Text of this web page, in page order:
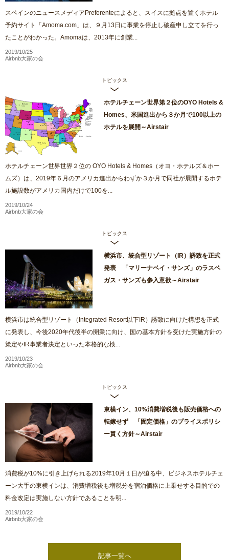
スペインのニュースメディアPreferenteによると、スイスに拠点を置くホテル
予約サイト「Amoma.com」は、９月13日に事業を停止し破産申し立てを行っ
たことがわかった。Amomaは、2013年に創業...
2019/10/25
Airbnb大家の会
トピックス
ホテルチェーン世界第２位のOYO Hotels &
Homes、米国進出から３か月で100以上の
ホテルを展開～Airstair
ホテルチェーン世界世界２位の OYO Hotels & Homes（オヨ・ホテルズ＆ホー
ムズ）は、2019年６月のアメリカ進出からわずか３か月で同社が展開するホテ
ル施設数がアメリカ国内だけで100を...
2019/10/24
Airbnb大家の会
トピックス
横浜市、統合型リゾート（IR）誘致を正式
発表 「マリーナベイ・サンズ」のラスベ
ガス・サンズも参入意欲～Airstair
横浜市は統合型リゾート（Integrated Resort以下IR）誘致に向けた構想を正式
に発表し、今後2020年代後半の開業に向け、国の基本方針を受けた実施方針の
策定やIR事業者決定といった本格的な検...
2019/10/23
Airbnb大家の会
トピックス
東横イン、10%消費増税後も販売価格への
転嫁せず 「固定価格」のプライスポリシ
ー貫く方針～Airstair
消費税が10%に引き上げられる2019年10月１日が迫る中、ビジネスホテルチェ
ーン大手の東横インは、消費増税後も増税分を宿泊価格に上乗せする目的での
料金改定は実施しない方針であることを明...
2019/10/22
Airbnb大家の会
記事一覧へ